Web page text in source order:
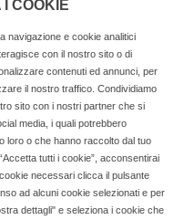
La piattaforma web per i
Tutti i diritti riservati.
S.r.l. Largo San
- Tel: 0832.093720 Cell:
COOKIE
navigazione e cookie analitici
con il nostro sito o di
contenuti ed annunci, per
il nostro traffico. Condividiamo
sito con i nostri partner che si
media, i quali potrebbero
loro o che hanno raccolto dal tuo
tutti i cookie”, acconsentirai
necessari clicca il pulsante
ad alcuni cookie selezionati e per
dettagli" e seleziona i cookie che